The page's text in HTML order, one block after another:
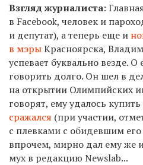
Взгляд журналиста:
в Facebook, человек и
и депутат), а теперь еще и
в мэрыКрасноярска,
успевает буквально везде.
говорить долго. Он шел в
на открытии Олимпийских
говорят, ему удалось
сражался (при участии,
с плевками с обидевшим
впрочем, мирно дал ему же
мух в редакцию Newslab...